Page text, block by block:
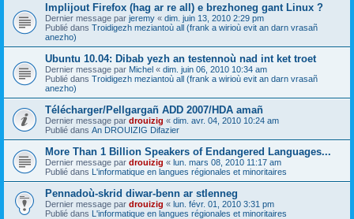
Implijout Firefox (hag ar re all) e brezhoneg gant Linux ?
Dernier message par jeremy « dim. juin 13, 2010 2:29 pm
Publié dans Troidigezh meziantoù all (frank a wirioù evit an darn vrasañ
anezho)
Ubuntu 10.04: Dibab yezh an testennoù nad int ket troet
Dernier message par Michel « dim. juin 06, 2010 10:34 am
Publié dans Troidigezh meziantoù all (frank a wirioù evit an darn vrasañ
anezho)
Télécharger/Pellgargañ ADD 2007/HDA amañ
Dernier message par drouizig « dim. avr. 04, 2010 10:24 am
Publié dans An DROUIZIG Difazier
More Than 1 Billion Speakers of Endangered Languages...
Dernier message par drouizig « lun. mars 08, 2010 11:17 am
Publié dans L'informatique en langues régionales et minoritaires
Pennadoù-skrid diwar-benn ar stlenneg
Dernier message par drouizig « lun. févr. 01, 2010 3:31 pm
Publié dans L'informatique en langues régionales et minoritaires